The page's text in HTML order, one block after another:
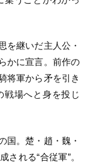
を継いだ主人公・
かに宣言。前作の
将軍から矛を引き
戦場へと身を投じ
国。楚・趙・魏・
れる“合従軍”。